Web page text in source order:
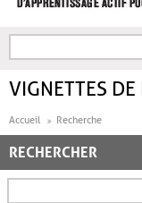
FORMULAIRE DE
VIGNETTES
Accueil Recherche
RECHERCHER